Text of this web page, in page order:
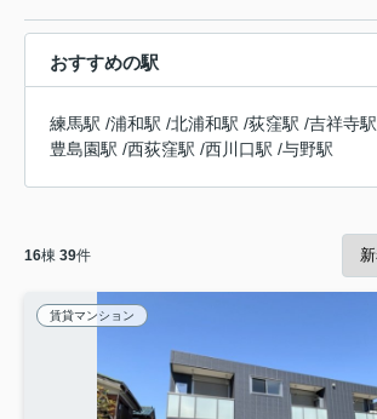
おすすめの駅
練馬駅 /浦和駅 /北浦和駅 /荻窪駅 /吉祥寺駅
豊島園駅 /西荻窪駅 /西川口駅 /与野駅
16棟 39件
賃貸マンション